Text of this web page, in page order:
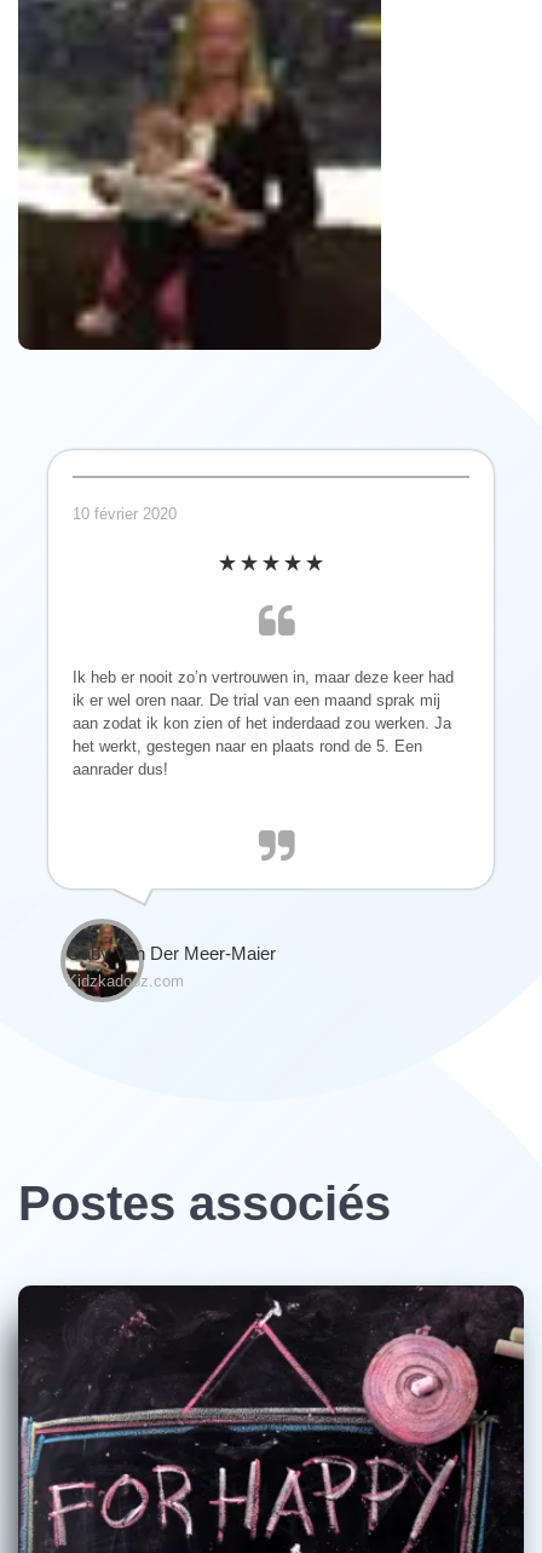
10 février 2020
Ik heb er nooit zo’n vertrouwen in, maar deze keer had
ik er wel oren naar. De trial van een maand sprak mij
aan zodat ik kon zien of het inderdaad zou werken. Ja
het werkt, gestegen naar en plaats rond de 5. Een
aanrader dus!
Gaby Van Der Meer-Maier
Kidzkadooz.com
Postes associés